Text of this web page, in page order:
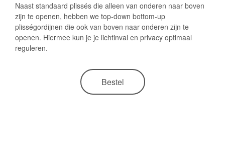
Naast standaard plissés die alleen van onderen naar boven
zijn te openen, hebben we top-down bottom-up
plisségordijnen die ook van boven naar onderen zijn te
openen. Hiermee kun je je lichtinval en privacy optimaal
reguleren.
Bestel